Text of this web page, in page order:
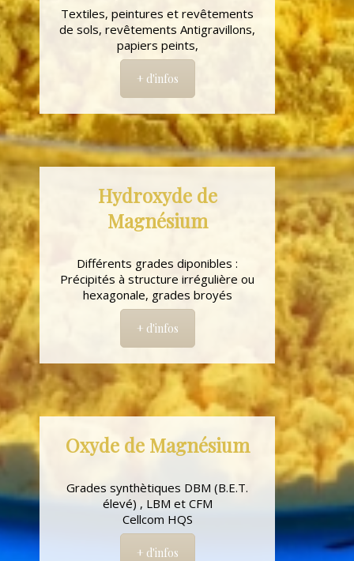
Textiles, peintures et revêtements
de sols, revêtements Antigravillons,
papiers peints,
+ d'infos
Hydroxyde de
Magnésium
Différents grades diponibles :
Précipités à structure irrégulière ou
hexagonale, grades broyés
+ d'infos
Oxyde de Magnésium
Grades synthètiques DBM (B.E.T.
élevé) , LBM et CFM
Cellcom HQS
+ d'infos